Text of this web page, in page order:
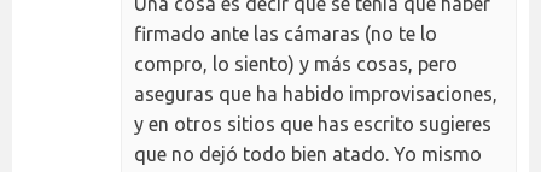
firmado ante las cámaras (no te lo
compro, lo siento) y más cosas, pero
aseguras que ha habido improvisaciones,
y en otros sitios que has escrito sugieres
que no dejó todo bien atado. Yo mismo